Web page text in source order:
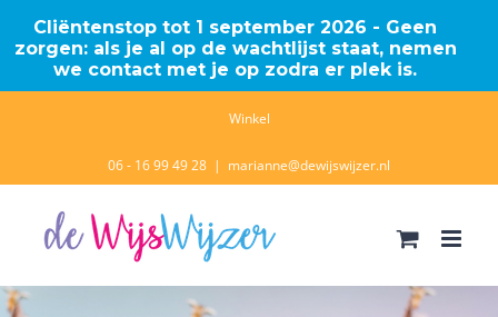
inhoud
Winkel
06 - 16 99 49 28 | marianne@dewijswijzer.nl
Cliëntenstop tot 1 september 2026 - Geen
zorgen: als je al op de wachtlijst staat, nemen
we contact met je op zodra er plek is.